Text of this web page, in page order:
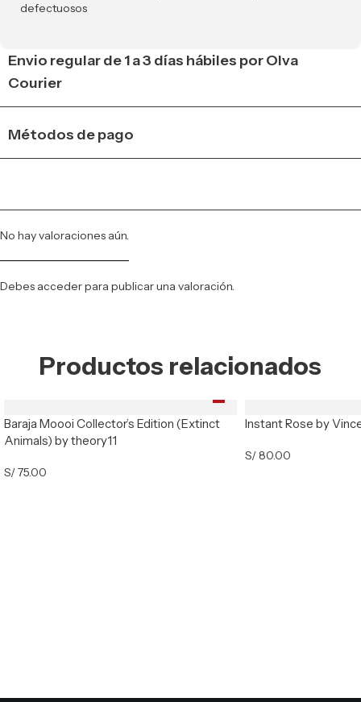
defectuosos
Envio regular de 1 a 3 días hábiles por Olva
Courier
Métodos de pago
No hay valoraciones aún.
Debes accederpara publicar una valoración.
Productos relacionados
Baraja Moooi Collector’s Edition (Extinct
Animals) by theory11
S/75.00
Instant Rose by
S/80.00